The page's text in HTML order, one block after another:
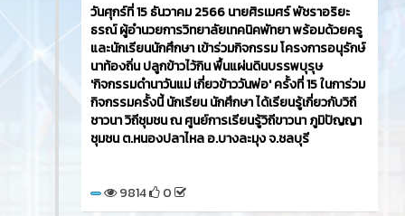
วันศุกร์ที่ 15 ธันวาคม 2566​ นายศิรเมศร์ พัชราอริยะ
ธรณ์ ผู้อำนวยการวิทยาลัยเทคนิคพัทยา พร้อมด้วยครู
และนักเรียนนักศึกษา เข้าร่วมกิจกรรม โครงการอนุรักษ์
นาท้องถิ่น ปลูกข้าวไว้กิน พื้นแผ่นดินบรรพบุรุษ
'กิจกรรมดำนาวันแม่ เกี่ยวข้าววันพ่อ' ครั้งที่ 15 ในการ่วม
กิจกรรมครั้งนี้ นักเรียน นักศึกษา ได้เรียนรู้เกี่ยวกับวิถี
ชาวนา วิถีชุมชน ณ ศูนย์การเรียนรู้วิถีขาวนา ภูมิปัญญา
ชุมชน ต.หนองปลาไหล อ.บางละมุง จ.ชลบุรี
9814 0